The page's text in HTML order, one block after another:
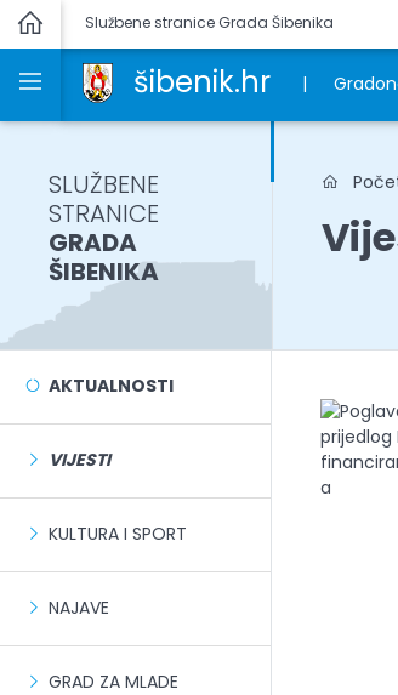
Službene stranice Grada Šibenika
šibenik.hr |
SLUŽBENE
STRANICE
GRADA
ŠIBENIKA
AKTUALNOSTI
VIJESTI
KULTURA I SPORT
NAJAVE
GRAD ZA MLADE